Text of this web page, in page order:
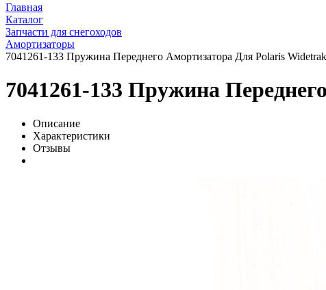
Главная
Каталог
Запчасти для снегоходов
Амортизаторы
7041261-133 Пружина Переднего Амортизатора Для Polaris
7041261-133 Пружина
Описание
Характеристики
Отзывы